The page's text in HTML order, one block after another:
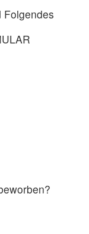
Folgendes